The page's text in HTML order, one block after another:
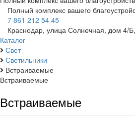
Полный комплекс вашего
7 861 212 54 45
Краснодар, улица Солнечная, дом 4/
Каталог
Свет
Светильники
Встраиваемые
Встраиваемые
Встраиваемые